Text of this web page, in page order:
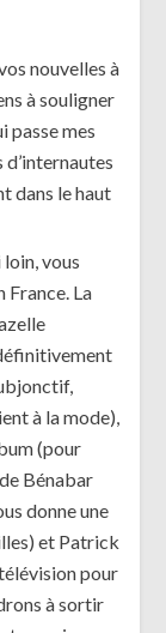
nouvelles à
à souligner
passe mes
dans le haut
loin, vous
France. La
à la mode),
(pour
Bénabar
donne une
et Patrick
pour
à sortir